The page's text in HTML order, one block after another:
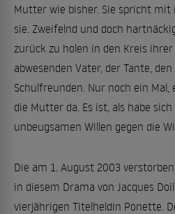
Mutter wie bisher. Sie spricht
sie. Zweifelnd und doch
zurück zu holen in den Kreis
abwesenden Vater, der Tante,
Schulfreunden. Nur noch ein
die Mutter da. Es ist, als habe
unbeugsamen Willen gegen die
Die am 1. August 2003
in diesem Drama von Jacques
vierjährigen Titelheldin Ponette.